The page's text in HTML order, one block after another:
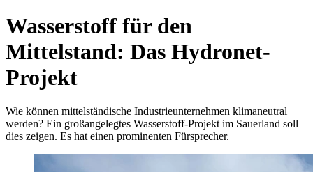
Wasserstoff für den
Mittelstand: Das Hydronet-
Projekt
Wie können mittelständische Industrieunternehmen klimaneutral
werden? Ein großangelegtes Wasserstoff-Projekt im Sauerland soll
dies zeigen. Es hat einen prominenten Fürsprecher.